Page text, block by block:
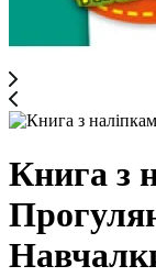
Книга з